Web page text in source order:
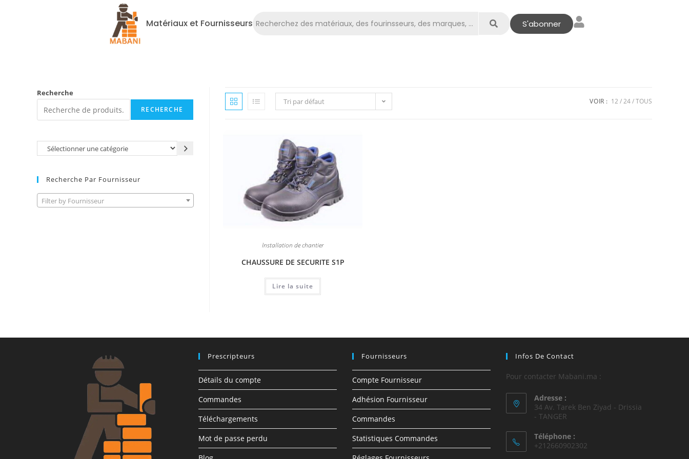
Matériaux et Fournisseurs S'abonner
Tri par défaut VOIR : 12 24 TOUS
Installation de chantier
CHAUSSURE DE SECURITE S1P
Lire la suite
Recherche
RECHERCHE
Recherche Par Fournisseur
Filter by Fournisseur
Prescripteurs
Détails du compte
Commandes
Téléchargements
Mot de passe perdu
Fournisseurs
Compte Fournisseur
Adhésion Fournisseur
Commandes
Statistiques Commandes
Infos De Contact
Pour contacter Mabani.ma :
Adresse :
34 Av. Tarek Ben Ziyad - Drissia
- TANGER
Téléphone :
+212660902302